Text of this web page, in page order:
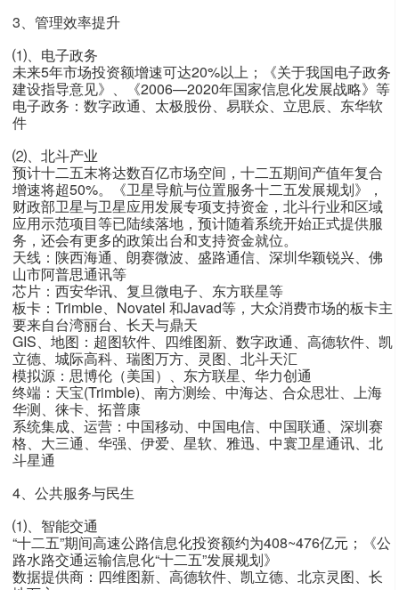
3、管理效率提升
⑴、电子政务
未来5年市场投资额增速可达20%以上；《关于我国电子政务
建设指导意见》、《2006—2020年国家信息化发展战略》等
电子政务：数字政通、太极股份、易联众、立思辰、东华软
件
⑵、北斗产业
预计十二五末将达数百亿市场空间，十二五期间产值年复合
增速将超50%。《卫星导航与位置服务十二五发展规划》，
财政部卫星与卫星应用发展专项支持资金，北斗行业和区域
应用示范项目等已陆续落地，预计随着系统开始正式提供服
务，还会有更多的政策出台和支持资金就位。
天线：陕西海通、朗赛微波、盛路通信、深圳华颖锐兴、佛
山市阿普思通讯等
芯片：西安华讯、复旦微电子、东方联星等
板卡：Trimble、Novatel 和Javad等，大众消费市场的板卡主
要来自台湾丽台、长天与鼎天
GIS、地图：超图软件、四维图新、数字政通、高德软件、凯
立德、城际高科、瑞图万方、灵图、北斗天汇
模拟源：思博伦（美国）、东方联星、华力创通
终端：天宝(Trimble)、南方测绘、中海达、合众思壮、上海
华测、徕卡、拓普康
系统集成、运营：中国移动、中国电信、中国联通、深圳赛
格、大三通、华强、伊爱、星软、雅迅、中寰卫星通讯、北
斗星通
4、公共服务与民生
⑴、智能交通
“十二五”期间高速公路信息化投资额约为408~476亿元；《公
路水路交通运输信息化“十二五”发展规划》
数据提供商：四维图新、高德软件、凯立德、北京灵图、长